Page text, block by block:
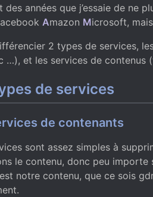
des années que j’essaie de ne
acebook Amazon Microsoft,
2 types de services,
…), et les services de
de services
de contenants
sont assez simples à
le contenu, donc peu
notre contenu, que ce sois